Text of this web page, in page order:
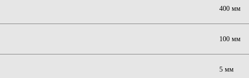
400 мм
100 мм
5 мм